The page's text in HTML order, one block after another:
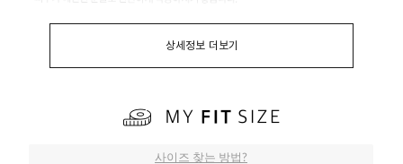
상세정보 더보기